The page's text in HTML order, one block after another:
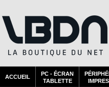
ACCUEIL
PC - ÉCRAN
TABLETTE